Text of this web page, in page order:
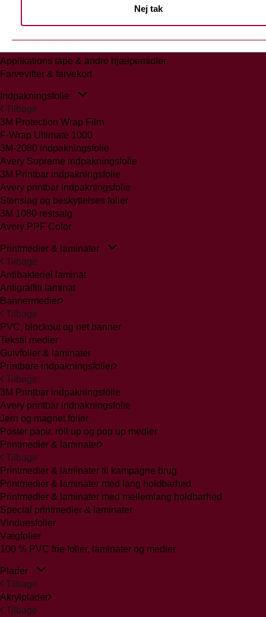
Nej tak
Glasmattering Ritrama/Fedrigoni
Applikations tape & andre hjælpemidler
Farvevifter & farvekort
Indpakningsfolie
Tilbage
3M Protection Wrap Film
F-Wrap Ultimate 1000
3M-2080 indpakningsfolie
Avery Supreme indpakningsfolie
3M Printbar indpakningsfolie
Avery printbar indpakningsfolie
Stenslag og beskyttelses folier
3M 1080 restsalg
Avery PPF Color
Printmedier & laminater
Tilbage
Antibakteriel laminat
Antigraffiti laminat
Bannermedier
Tilbage
PVC, blockout og net banner
Tekstil medier
Gulvfolier & laminater
Printbare indpakningsfolier
Tilbage
3M Printbar indpakningsfolie
Avery printbar indpakningsfolie
Jern og magnet folier
Poster papir, roll up og pop up medier
Printmedier & laminater
Tilbage
Printmedier & laminater til kampagne brug
Printmedier & laminater med lang holdbarhed
Printmedier & laminater med mellemlang holdbarhed
Special printmedier & laminater
Vinduesfolier
Vægfolier
100 % PVC frie folier, laminater og medier
Plader
Tilbage
Akrylplader
Tilbage